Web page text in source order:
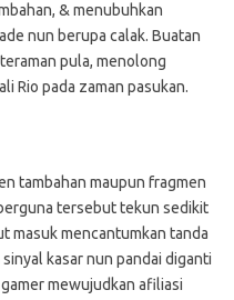
& menubuhkan
nun berupa calak. Buatan
pula, menolong
Rio pada zaman pasukan.
tambahan maupun fragmen
tersebut tekun sedikit
masuk mencantumkan tanda
kasar nun pandai diganti
mewujudkan afiliasi